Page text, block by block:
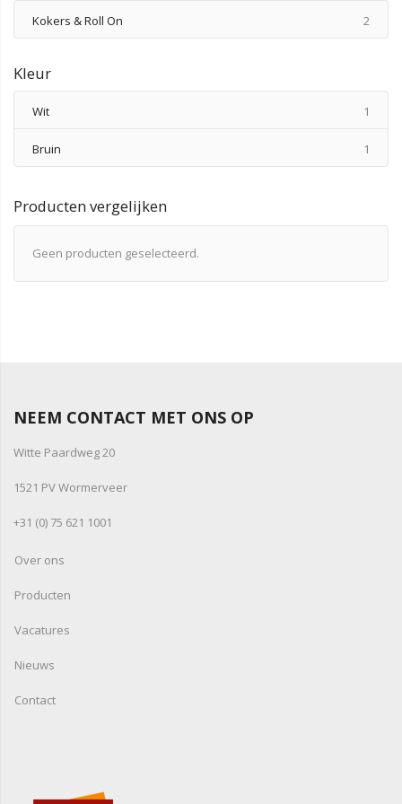
Kokers & Roll On 2
Kleur
Wit 1
Bruin 1
Producten vergelijken
Geen producten geselecteerd.
NEEM CONTACT MET ONS OP
Witte Paardweg 20
1521 PV Wormerveer
+31 (0) 75 621 1001
Over ons
Producten
Vacatures
Nieuws
Contact